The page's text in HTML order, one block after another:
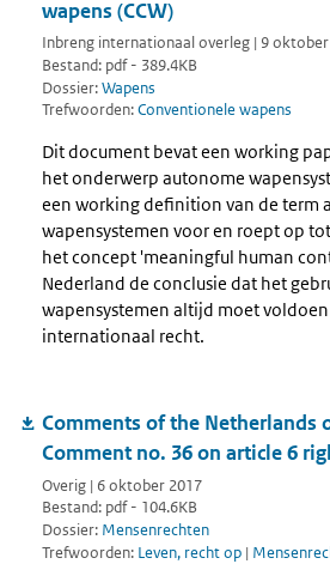
wapens (CCW)
Inbreng internationaal overleg | 9
Bestand: pdf - 389.4KB
Dossier:Wapens
Trefwoorden:Conventionele wapens
Dit document bevat een working
het onderwerp autonome
een working definition van de term
wapensystemen voor en roept op
het concept 'meaningful human
Nederland de conclusie dat het
wapensystemen altijd moet
internationaal recht.
Comments of the Netherlands
Comment no. 36 on article 6
Overig | 6 oktober 2017
Bestand: pdf - 104.6KB
Dossier: Mensenrechten
Trefwoorden: Leven, recht op |